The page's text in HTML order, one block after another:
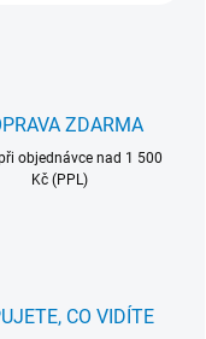
ZDARMA
objednávce nad 1 500
Kč (PPL)
CO VIDÍTE